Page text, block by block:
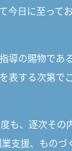
日に至ってお
導の賜物であ
する次第でご
も、逐次その
支援、もの